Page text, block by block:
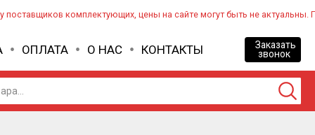
поставщиков комплектующих, цены на сайте могут быть не актуальны.
ОПЛАТА О НАС КОНТАКТЫ
Заказать
звонок